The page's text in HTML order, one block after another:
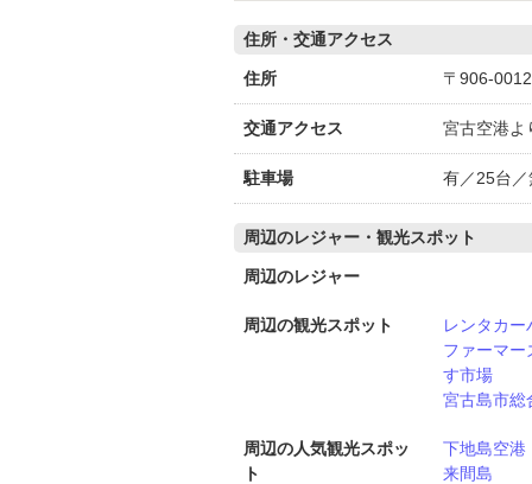
住所・交通アクセス
住所 〒906-
交通アクセス 宮古空港よ
駐車場 有／25台
周辺のレジャー・観光スポット
周辺のレジャー
周辺の観光スポット
レンタカー
ファーマー
す市場
宮古島市総
周辺の人気観光スポッ
ト
下地島空港
来間島